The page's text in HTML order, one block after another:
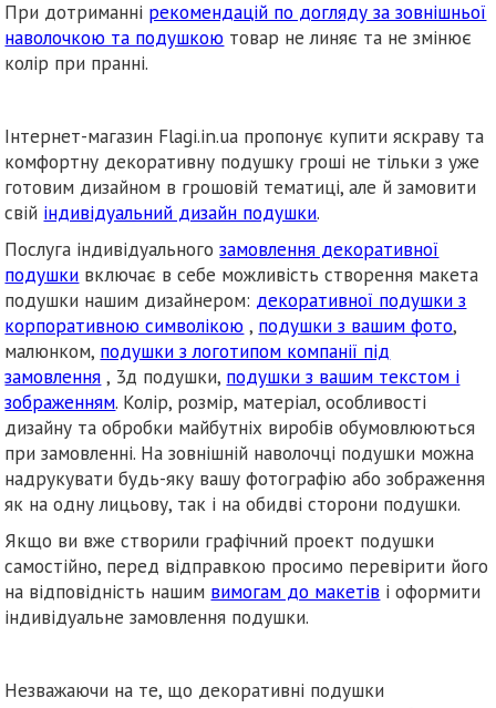
При дотриманні рекомендацій по догляду за зовнішньої
наволочкою та подушкою товар не линяє та не змінює
колір при пранні.
Інтернет-магазин Flagi.in.ua пропонує купити яскраву та
комфортну декоративну подушку гроші не тільки з уже
готовим дизайном в грошовій тематиці, але й замовити
свій індивідуальний дизайн подушки.
Послуга індивідуальногозамовлення декоративної
подушки включає в себе можливість створення макета
подушки нашим дизайнером: декоративної подушки з
корпоративною символікою , подушки з вашим фото,
малюнком, подушки з логотипом компанії під
замовлення , 3д подушки, подушки з вашим текстом і
зображенням. Колір, розмір, матеріал, особливості
дизайну та обробки майбутніх виробів обумовлюються
при замовленні. На зовнішній наволочці подушки можна
надрукувати будь-яку вашу фотографію або зображення
як на одну лицьову, так і на обидві сторони подушки.
Якщо ви вже створили графічний проект подушки
самостійно, перед відправкою просимо перевірити його
на відповідність нашим вимогам до макетів і оформити
індивідуальне замовлення подушки.
Незважаючи на те, що декоративні подушки